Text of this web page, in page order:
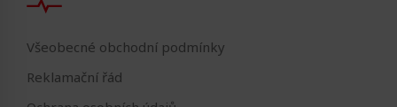
Všeobecné obchodní podmínky
Reklamační řád